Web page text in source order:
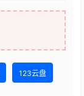
123云盘